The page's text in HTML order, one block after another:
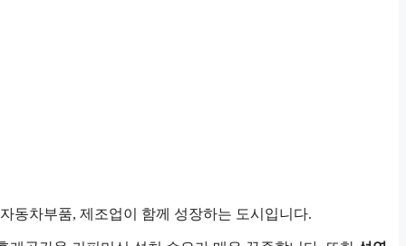
동차부품, 제조업이 함께 성장하는 도시입니다.